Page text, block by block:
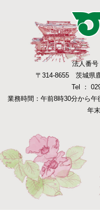
法人番号
〒314-8655 茨城県
Tel ：
業務時間：午前8時30分から午
年